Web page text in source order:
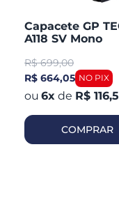
Capacete GP
A118 SV Mono
Fosco
R$ 699,00
R$ 664,05
6x de R$
COMPRAR